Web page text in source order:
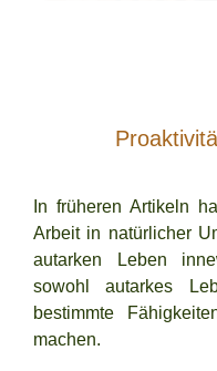
In früheren Artikeln
Arbeit in natürlicher
autarken Leben
sowohl autarkes
bestimmte
machen.